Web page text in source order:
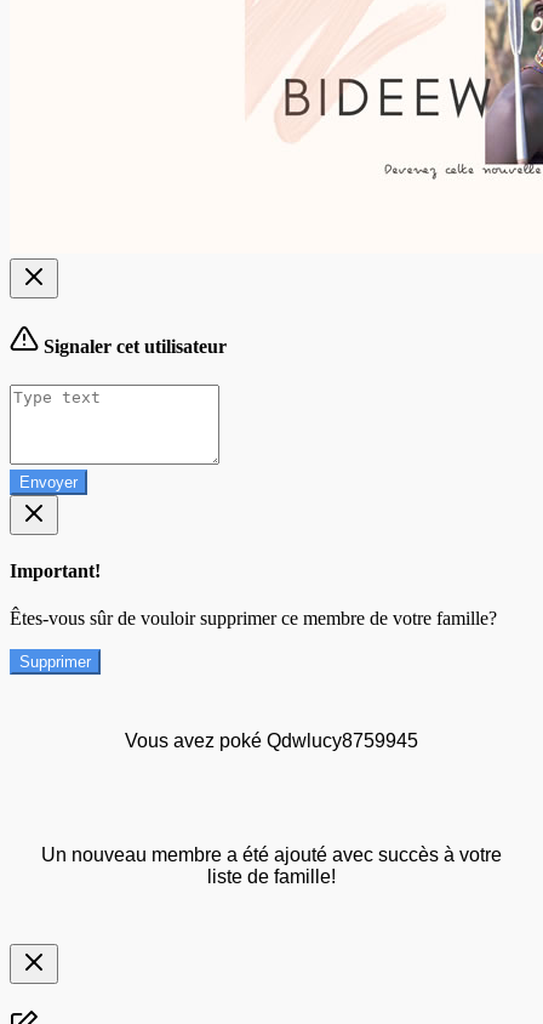
Signaler cet utilisateur
Envoyer
Important!
Êtes-vous sûr de vouloir supprimer ce membre de votre famille?
Supprimer
Vous avez poké Qdwlucy8759945
Un nouveau membre a été ajouté avec succès à votre
liste de famille!